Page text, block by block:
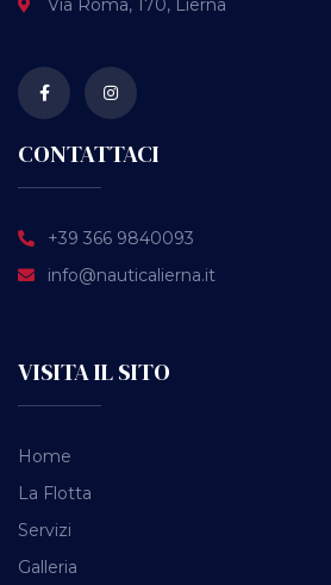
Via Roma, 170, Lierna
CONTATTACI
+39 366 9840093
info@nauticalierna.it
VISITA IL SITO
Home
La Flotta
Servizi
Galleria